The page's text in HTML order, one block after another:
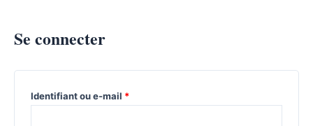
Se connecter
Identifiant ou e-mail *